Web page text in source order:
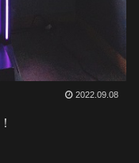
2022.09.08